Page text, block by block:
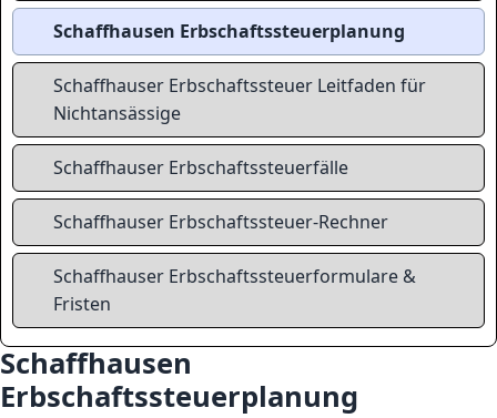
Schaffhausen Erbschaftssteuerplanung
Schaffhauser Erbschaftssteuer Leitfaden für
Nichtansässige
Schaffhauser Erbschaftssteuerfälle
Schaffhauser Erbschaftssteuer-Rechner
Schaffhauser Erbschaftssteuerformulare &
Fristen
Schaffhausen
Erbschaftssteuerplanung